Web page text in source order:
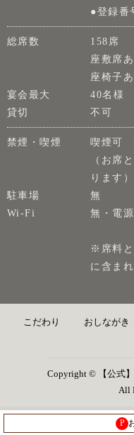
●登録番
総席数
158席
座敷席
座椅子
宴会最大
40名様
貸切
不可
禁煙・喫煙
喫煙可
（お席
ります）
駐車場
無
Wi-Fi
無・電
※席料と
に含ま
こだわり おしながき
Copyright © 【公式
All
P